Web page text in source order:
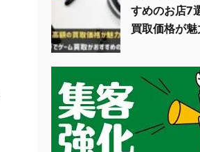
すめのお店7
買取価格が魅